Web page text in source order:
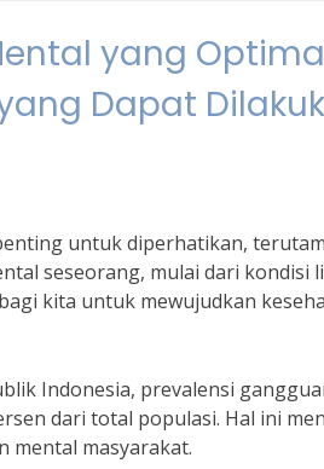
yang
Dapat
untuk diperhatikan,
seseorang, mulai dari kondisi
kita untuk mewujudkan
Indonesia, prevalensi
dari total populasi. Hal ini
mental masyarakat.